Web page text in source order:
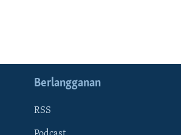
Berlangganan
RSS